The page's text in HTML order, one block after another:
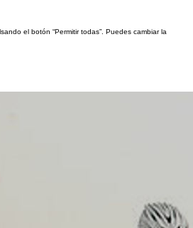
el botón “Permitir todas”. Puedes cambiar la